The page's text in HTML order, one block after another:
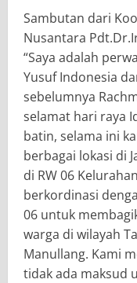
Sambutan dari
Nusantara
“Saya adalah
Yusuf Indonesia
sebelumnya
selamat hari raya
batin, selama ini
berbagai lokasi di
di RW 06
berkordinasi
06 untuk
warga di wilayah
Manullang. Kami
tidak ada maksud